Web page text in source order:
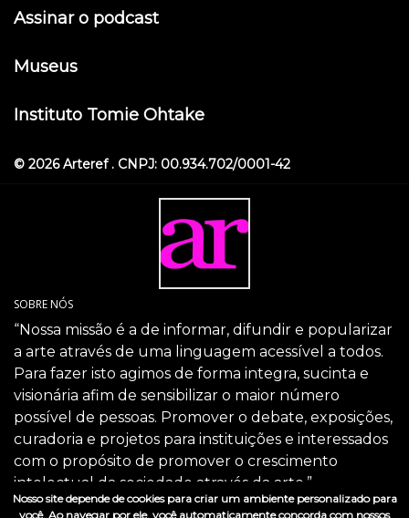
Assinar o podcast
Museus
Instituto Tomie Ohtake
© 2026 Arteref . CNPJ: 00.934.702/0001-42
SOBRE NÓS
“Nossa missão é a de informar, difundir e popularizar
a arte através de uma linguagem acessível a todos.
Para fazer isto agimos de forma integra, sucinta e
visionária afim de sensibilizar o maior número
possível de pessoas. Promover o debate, exposições,
curadoria e projetos para instituições e interessados
com o propósito de promover o crescimento
intelectual da sociedade através da arte.”
SIGA-NOS
Nosso site depende de cookies para criar um ambiente personalizado para
você. Ao navegar por ele, você automaticamente concorda com nossos